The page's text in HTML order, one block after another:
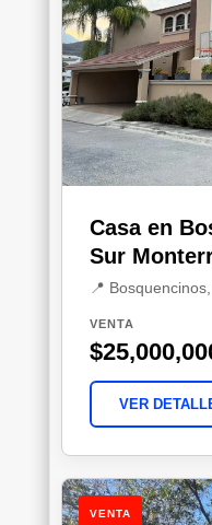
Casa en
Sur
📍
VENTA
VER
VENTA